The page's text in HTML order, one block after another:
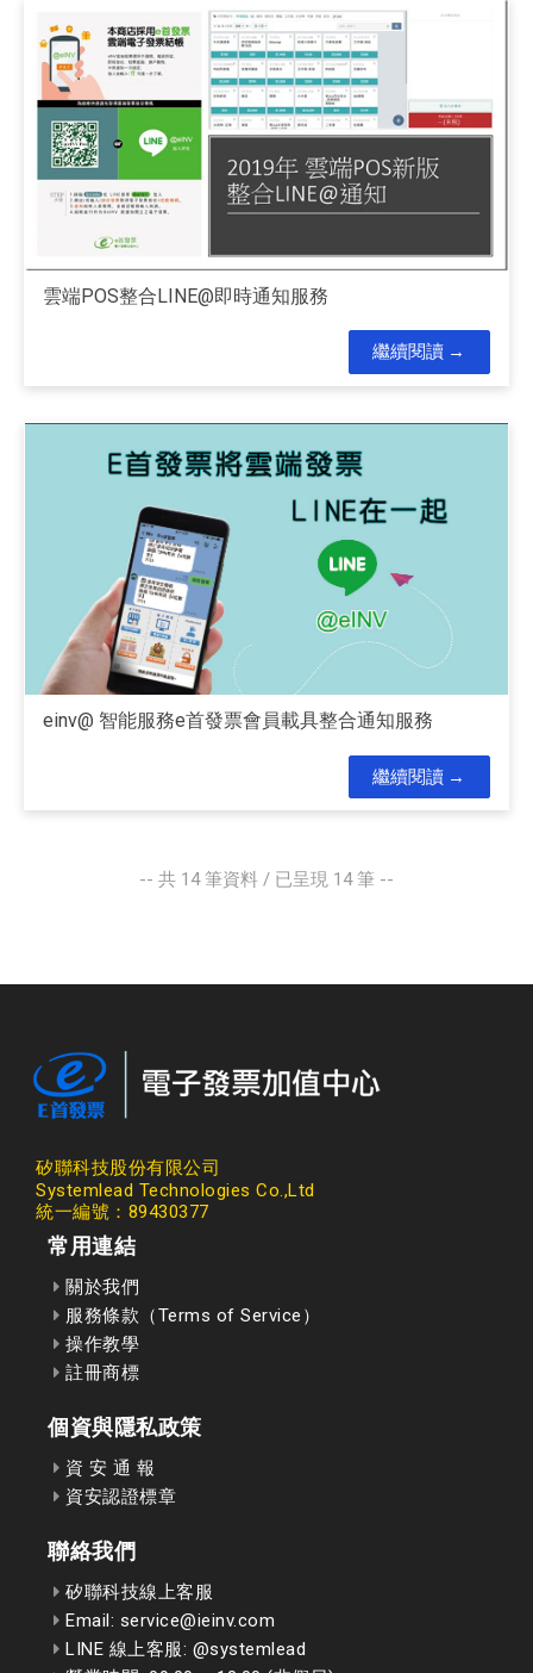
雲端POS整合LINE@即時通知服務
繼續閱讀
einv@ 智能服務e首發票會員載具整合通知服務
繼續閱讀
-- 共 14筆資料 / 已呈現 14筆 --
矽聯科技股份有限公司
Systemlead Technologies Co.,Ltd
統一編號：89430377
常用連結
關於我們
服務條款（Terms of Service）
操作教學
註冊商標
個資與隱私政策
資 安 通 報
資安認證標章
聯絡我們
矽聯科技線上客服
Email: service@ieinv.com
LINE 線上客服: @systemlead